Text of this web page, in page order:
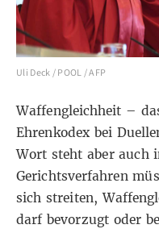
Uli Deck / POOL / AFP
Waffengleichheit –
Ehrenkodex bei
Wort steht aber auch
Gerichtsverfahren
sich streiten,
darf bevorzugt oder